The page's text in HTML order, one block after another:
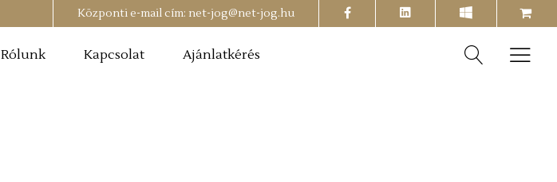
Központi e-mail cím: net-jog@net-jog.hu facebook
shopping-
cart
Rólunk Kapcsolat Ajánlatkérés